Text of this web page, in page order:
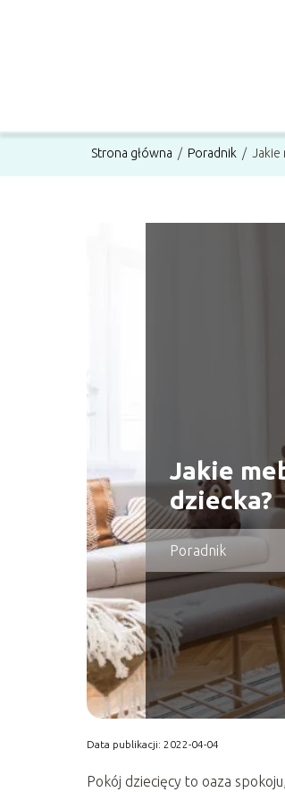
Strona główna / Poradnik / Jakie
Jakie
dziecka?
Poradnik
Data publikacji: 2022-04-04
Pokój dziecięcy to oaza